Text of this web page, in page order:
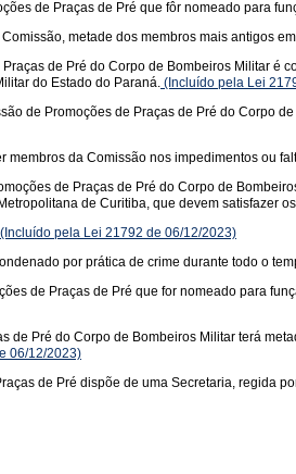
de Praças de Pré que fôr nomeado para
metade dos membros mais antigos
de Pré do Corpo de Bombeiros Militar é
do Estado do Paraná. (Incluído pela Lei
de Promoções de Praças de Pré do Corpo
membros da Comissão nos impedimentos ou
de Praças de Pré do Corpo de
de Curitiba, que devem satisfazer
(Incluído pela Lei 21792 de 06/12/2023)
por prática de crime durante todo o
de Praças de Pré que for nomeado para
de Pré do Corpo de Bombeiros Militar terá
06/12/2023)
de Pré dispõe de uma Secretaria, regida